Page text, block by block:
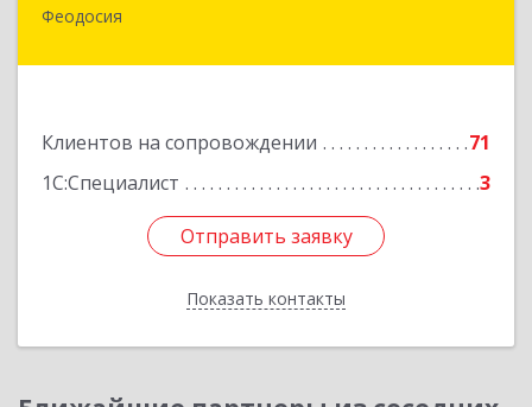
Феодосия
Клиентов на сопровождении
71
1С:Специалист
3
Отправить заявку
Показать контакты
298112, Крым Респ, Феодосия г, Крымская ул,
Отправить заявку
Назад